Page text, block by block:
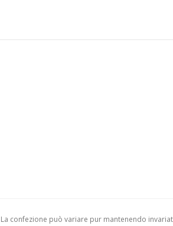
confezione può variare pur mantenendo